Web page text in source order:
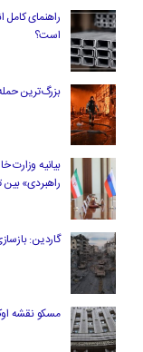
راهنمای
است؟
بزرگ‌ترین
بیانیه وزارت
راهبردی»
گاردین:
مسکو نقشه